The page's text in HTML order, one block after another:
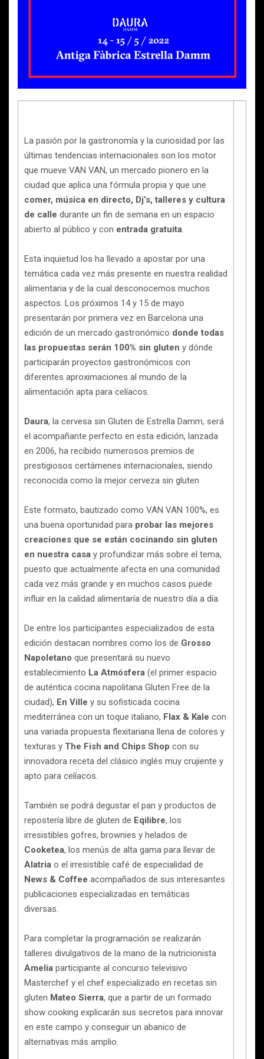
La pasión por la gastronomía y la curiosidad por las
últimas tendencias internacionales son los motor
que mueve VAN VAN, un mercado pionero en la
ciudad que aplica una fórmula propia y que une
comer, música en directo, Dj’s, talleres y cultura
de calle durante un fin de semana en un espacio
abierto al público y con entrada gratuita.
Esta inquietud los ha llevado a apostar por una
temática cada vez más presente en nuestra realidad
alimentaria y de la cual desconocemos muchos
aspectos. Los próximos 14 y 15 de mayo
presentarán por primera vez en Barcelona una
edición de un mercado gastronómico donde todas
las propuestas serán 100% sin gluten y dónde
participarán proyectos gastronómicos con
diferentes aproximaciones al mundo de la
alimentación apta para celíacos.
Daura, la cervesa sin Gluten de Estrella Damm, será
el acompañante perfecto en esta edición, lanzada
en 2006, ha recibido numerosos premios de
prestigiosos certámenes internacionales, siendo
reconocida como la mejor cerveza sin gluten
Este formato, bautizado como VAN VAN 100%, es
una buena oportunidad para probar las mejores
creaciones que se están cocinando sin gluten
en nuestra casa y profundizar más sobre el tema,
puesto que actualmente afecta en una comunidad
cada vez más grande y en muchos casos puede
influir en la calidad alimentaría de nuestro día a día.
De entre los participantes especializados de esta
edición destacan nombres como los de Grosso
Napoletano que presentará su nuevo
establecimiento La Atmósfera (el primer espacio
de auténtica cocina napolitana Gluten Free de la
ciudad), En Ville y su sofisticada cocina
mediterránea con un toque italiano, Flax & Kale con
una variada propuesta flexitariana llena de colores y
texturas y The Fish and Chips Shop con su
innovadora receta del clásico inglés muy crujiente y
apto para celíacos.
También se podrá degustar el pan y productos de
repostería libre de gluten de Eqilibre, los
irresistibles gofres, brownies y helados de
Cooketea, los menús de alta gama para llevar de
Alatria o el irresistible café de especialidad de
News & Coffee acompañados de sus interesantes
publicaciones especializadas en temáticas
diversas.
Para completar la programación se realizarán
talleres divulgativos de la mano de la nutricionista
Amelia participante al concurso televisivo
Masterchef y el chef especializado en recetas sin
gluten Mateo Sierra, que a partir de un formado
show cooking explicarán sus secretos para innovar
en este campo y conseguir un abanico de
alternativas más amplio.